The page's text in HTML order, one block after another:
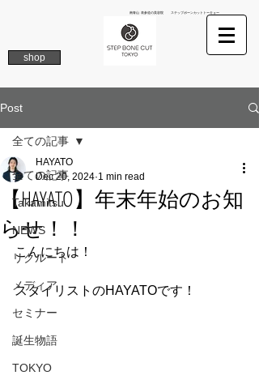
南青山 表参道の美容院 ステップボーンカットトーキョー
shop
Post
全ての記事
Takamitsu
NEWS
リクルート
メディア
セミナー
誕生物語
TOKYO
全ての記事
【HAYATO】年末年始のお知
らせ！！
HAYATO
Dec 20, 2024 1 min read
こんにちは！
スタイリストのHAYATOです！